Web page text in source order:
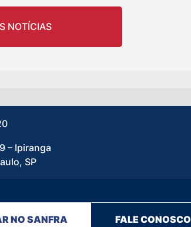
NOTÍCIAS
– Ipiranga
SP
NO SANFRA FALE CONOSCO